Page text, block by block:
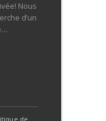
Nous
d’un
de